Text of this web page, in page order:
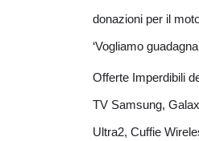
donazioni per il
‘Vogliamo
Offerte Imperdibili
TV Samsung,
Ultra2, Cuffie